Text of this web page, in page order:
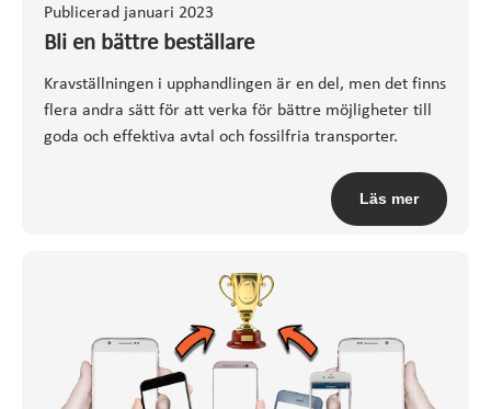
Publicerad januari 2023
Bli en bättre beställare
Kravställningen i upphandlingen är en del, men det finns
flera andra sätt för att verka för bättre möjligheter till
goda och effektiva avtal och fossilfria transporter.
Läs mer